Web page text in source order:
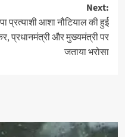
Next:
प्रत्याशी आशा नौटियाल की हुई
प्रधानमंत्री और मुख्यमंत्री पर
जताया भरोसा